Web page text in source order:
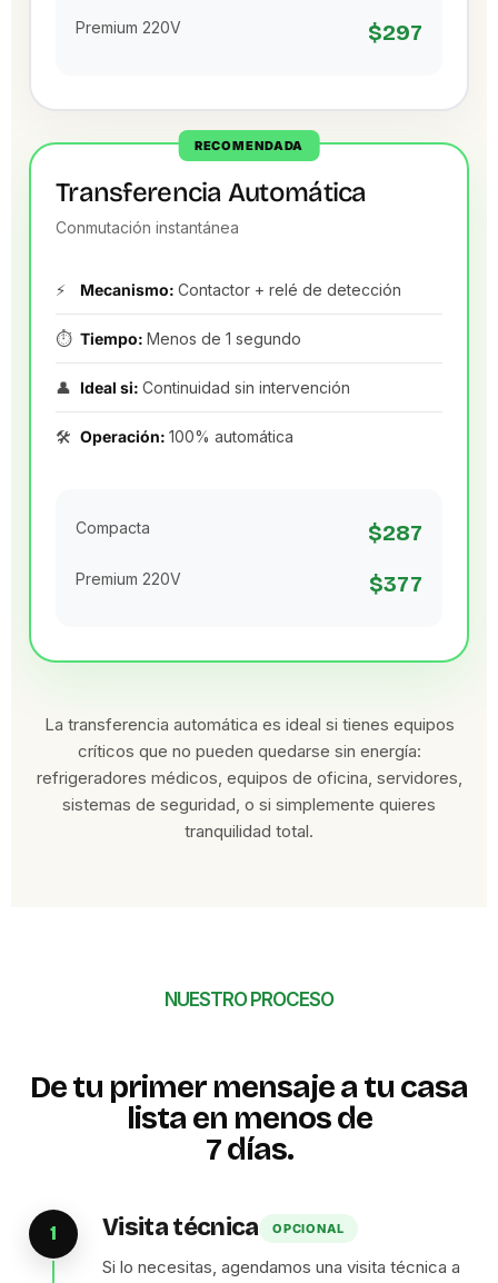
Premium 220V $297
RECOMENDADA
Transferencia Automática
Conmutación instantánea
⚡ Mecanismo: Contactor + relé de detección
⏱️ Tiempo: Menos de 1 segundo
👤 Ideal si: Continuidad sin intervención
🛠️ Operación: 100% automática
Compacta $287
Premium 220V $377
La transferencia automática es ideal si tienes equipos
críticos que no pueden quedarse sin energía:
refrigeradores médicos, equipos de oficina, servidores,
sistemas de seguridad, o si simplemente quieres
tranquilidad total.
NUESTRO PROCESO
De tu primer mensaje a tu casa
lista en menos de
7 días.
1 Visita técnica OPCIONAL
Si lo necesitas, agendamos una visita técnica a